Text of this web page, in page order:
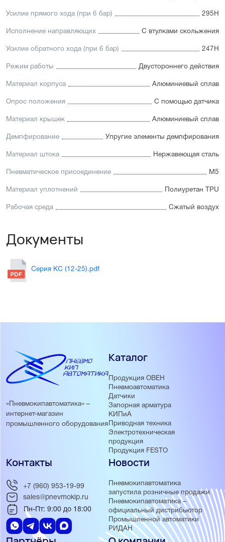
Усилие прямого хода (при 6 бар) 295Н
Исполнение направляющих С втулками скольжения
Усилие обратного хода (при 6 бар) 247Н
Режим работы Двустороннего действия
Материал корпуса Алюминиевый сплав
Опрос положения С помощью датчика
Материал крышек Алюминиевый сплав
Демпфирование Упругие элементы демпфирования
Материал штока Нержавеющая сталь
Пневматическое присоединение М5
Материал уплотнений Полиуретан TPU
Рабочая среда Сжатый воздух
Документы
Серия KC (12-25).pdf
«Пневмокипавтоматика» –
интернет-магазин
промышленного оборудования
Каталог
Продукция ОВЕН
Пневмоавтоматика
Датчики
Запорная арматура
КИПиА
Приводная техника
Электротехническая
продукция
Продукция FESTO
Новости
Пневмокипавтоматика
запустила розничные продажи
Пневмокипавтоматика –
официальный дистрибьютор
Промышленной автоматики
РИДАН
Контакты
+7 (960) 953-19-99
sales@pnevmokip.ru
Пн-Пт: 9:00 до 18:00